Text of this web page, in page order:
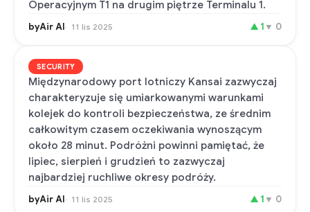
Operacyjnym T1 na drugim piętrze Terminalu 1.
byAir AI 11 lis 2025 ▲ 1 ▼ 0
SECURITY
Międzynarodowy port lotniczy Kansai zazwyczaj
charakteryzuje się umiarkowanymi warunkami
kolejek do kontroli bezpieczeństwa, ze średnim
całkowitym czasem oczekiwania wynoszącym
około 28 minut. Podróżni powinni pamiętać, że
lipiec, sierpień i grudzień to zazwyczaj
najbardziej ruchliwe okresy podróży.
byAir AI 11 lis 2025 ▲ 1 ▼ 0